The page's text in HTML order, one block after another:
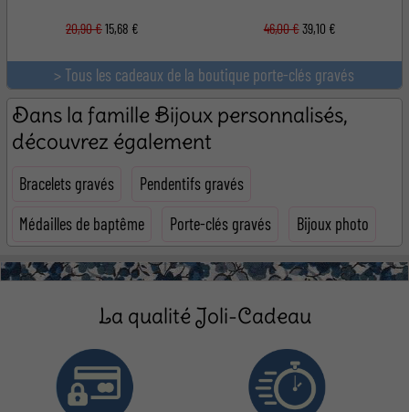
20,90 €15,68 € 46,00 €39,10 €
> Tous les cadeaux de la boutique porte-clés gravés
Dans la famille Bijoux personnalisés,
découvrez également
Bracelets gravés Pendentifs gravés
Médailles de baptême Porte-clés gravés Bijoux photo
La qualité Joli-Cadeau